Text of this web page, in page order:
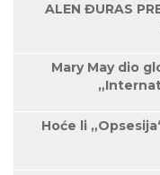
ALEN ĐURAS
Mary May dio
Hoće li